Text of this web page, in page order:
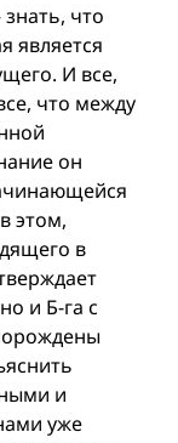
что
является
И все,
что между
он
этом,
в
и Б-га с
и
уже